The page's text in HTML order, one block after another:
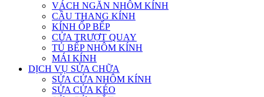
VÁCH NGĂN NHÔM KÍNH
CẦU THANG KÍNH
KÍNH ỐP BẾP
CỬA TRƯỢT QUAY
TỦ BẾP NHÔM KÍNH
MÁI KÍNH
DỊCH VỤ SỬA CHỮA
SỬA CỬA NHÔM KÍNH
SỬA CỬA KÉO